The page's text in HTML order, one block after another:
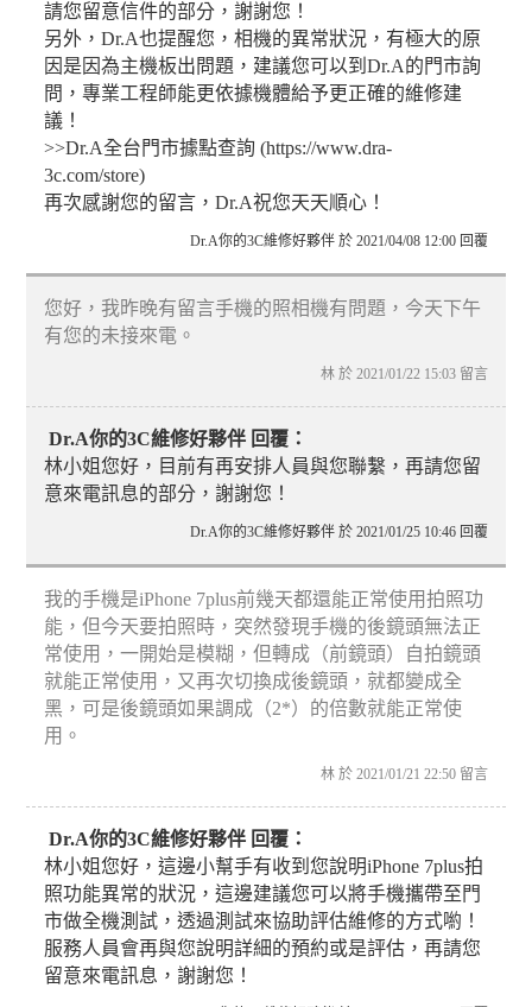
請您留意信件的部分，謝謝您！
另外，Dr.A也提醒您，相機的異常狀況，有極大的原
因是因為主機板出問題，建議您可以到Dr.A的門市詢
問，專業工程師能更依據機體給予更正確的維修建
議！
>>Dr.A全台門市據點查詢 (https://www.dra-
3c.com/store)
再次感謝您的留言，Dr.A祝您天天順心！
Dr.A你的3C維修好夥伴 於 2021/04/08 12:00 回覆
您好，我昨晚有留言手機的照相機有問題，今天下午
有您的未接來電。
林 於 2021/01/22 15:03 留言
Dr.A你的3C維修好夥伴 回覆：
林小姐您好，目前有再安排人員與您聯繫，再請您留
意來電訊息的部分，謝謝您！
Dr.A你的3C維修好夥伴 於 2021/01/25 10:46 回覆
我的手機是iPhone 7plus前幾天都還能正常使用拍照功
能，但今天要拍照時，突然發現手機的後鏡頭無法正
常使用，一開始是模糊，但轉成（前鏡頭）自拍鏡頭
就能正常使用，又再次切換成後鏡頭，就都變成全
黑，可是後鏡頭如果調成（2*）的倍數就能正常使
用。
林 於 2021/01/21 22:50 留言
Dr.A你的3C維修好夥伴 回覆：
林小姐您好，這邊小幫手有收到您說明iPhone 7plus拍
照功能異常的狀況，這邊建議您可以將手機攜帶至門
市做全機測試，透過測試來協助評估維修的方式喲！
服務人員會再與您說明詳細的預約或是評估，再請您
留意來電訊息，謝謝您！